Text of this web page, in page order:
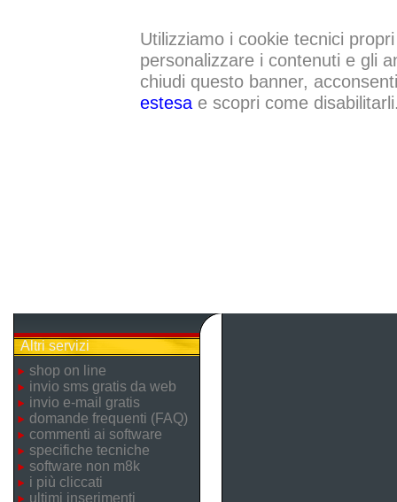
Utilizziamo i cookie tecnici
personalizzare i contenuti e gli
chiudi questo banner,
estesae scopri come
Altri servizi
shop on line
invio sms gratis da web
invio e-mail gratis
domande frequenti (FAQ)
commenti ai software
specifiche tecniche
software non m8k
i più cliccati
ultimi inserimenti